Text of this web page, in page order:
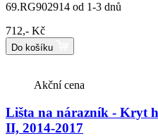
69.RG902914 od 1-3 dnů
712,- Kč
Do košíku
Akční cena
Lišta na nárazník - Kryt
II, 2014-2017